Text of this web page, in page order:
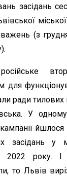
засідань
(з
ради
У
йшлося
засідань у
2022 року.
то Львів